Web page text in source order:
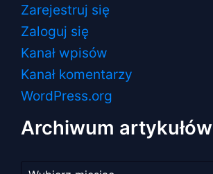
Zarejestruj się
Zaloguj się
Kanał wpisów
Kanał komentarzy
WordPress.org
Archiwum artykułów